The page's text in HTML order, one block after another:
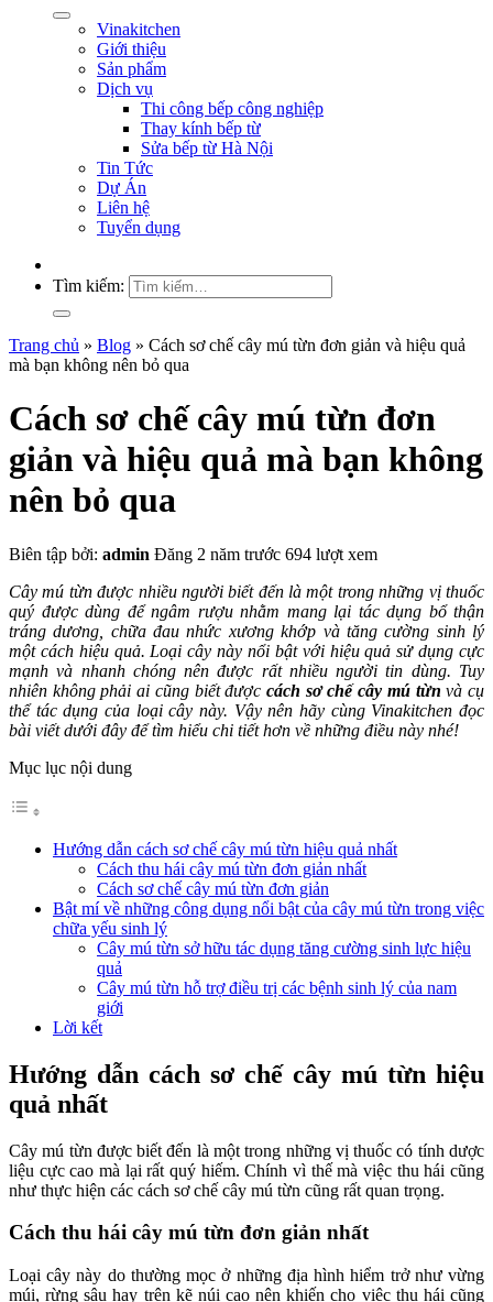
Vinakitchen
Giới thiệu
Sản phẩm
Dịch vụ
Thi công bếp công nghiệp
Thay kính bếp từ
Sửa bếp từ Hà Nội
Tin Tức
Dự Án
Liên hệ
Tuyển dụng
Tìm kiếm:
Trang chủ » Blog » Cách sơ chế cây mú từn đơn giản và hiệu quả
mà bạn không nên bỏ qua
Cách sơ chế cây mú từn đơn
giản và hiệu quả mà bạn không
nên bỏ qua
Biên tập bởi: admin Đăng 2 năm trước 694 lượt xem
Cây mú từn được nhiều người biết đến là một trong những vị thuốc
quý được dùng để ngâm rượu nhằm mang lại tác dụng bổ thận
tráng dương, chữa đau nhức xương khớp và tăng cường sinh lý
một cách hiệu quả. Loại cây này nổi bật với hiệu quả sử dụng cực
mạnh và nhanh chóng nên được rất nhiều người tin dùng. Tuy
nhiên không phải ai cũng biết được cách sơ chế cây mú từn và cụ
thể tác dụng của loại cây này. Vậy nên hãy cùng Vinakitchen đọc
bài viết dưới đây để tìm hiểu chi tiết hơn về những điều này nhé!
Mục lục nội dung
Hướng dẫn cách sơ chế cây mú từn hiệu quả nhất
Cách thu hái cây mú từn đơn giản nhất
Cách sơ chế cây mú từn đơn giản
Bật mí về những công dụng nổi bật của cây mú từn trong việc
chữa yếu sinh lý
Cây mú từn sở hữu tác dụng tăng cường sinh lực hiệu
quả
Cây mú từn hỗ trợ điều trị các bệnh sinh lý của nam
giới
Lời kết
Hướng dẫn cách sơ chế cây mú từn hiệu
quả nhất
Cây mú từn được biết đến là một trong những vị thuốc có tính dược
liệu cực cao mà lại rất quý hiếm. Chính vì thế mà việc thu hái cũng
như thực hiện các cách sơ chế cây mú từn cũng rất quan trọng.
Cách thu hái cây mú từn đơn giản nhất
Loại cây này do thường mọc ở những địa hình hiểm trở như vừng
múi, rừng sâu hay trên kẽ núi cao nên khiến cho việc thu hái cũng